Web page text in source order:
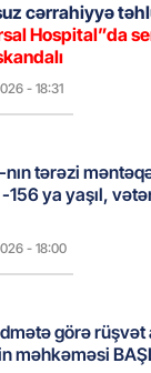
cərrahiyyə
Hospital”da
- 18:31
nın tərəzi
ya yaşıl,
- 18:00
görə rüşvət
məhkəməsi